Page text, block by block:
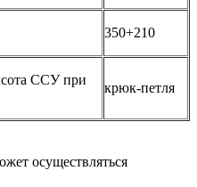
350+210
ССУ при
крюк-петля
осуществляться